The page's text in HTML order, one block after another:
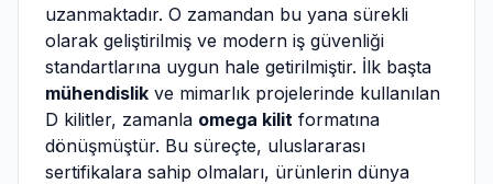
uzanmaktadır. O zamandan bu yana sürekli
olarak geliştirilmiş ve modern iş güvenliği
standartlarına uygun hale getirilmiştir. İlk başta
mühendislik ve mimarlık projelerinde kullanılan
D kilitler, zamanla omega kilit formatına
dönüşmüştür. Bu süreçte, uluslararası
sertifikalara sahip olmaları, ürünlerin dünya